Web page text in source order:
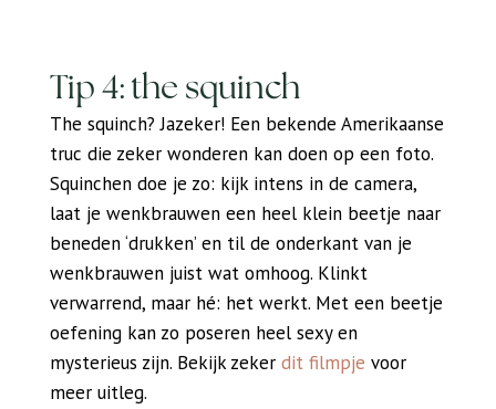
Tip 4: the squinch
The squinch? Jazeker! Een bekende Amerikaanse
truc die zeker wonderen kan doen op een foto.
Squinchen doe je zo: kijk intens in de camera,
laat je wenkbrauwen een heel klein beetje naar
beneden ‘drukken’ en til de onderkant van je
wenkbrauwen juist wat omhoog. Klinkt
verwarrend, maar hé: het werkt. Met een beetje
oefening kan zo poseren heel sexy en
mysterieus zijn. Bekijk zeker dit filmpje voor
meer uitleg.